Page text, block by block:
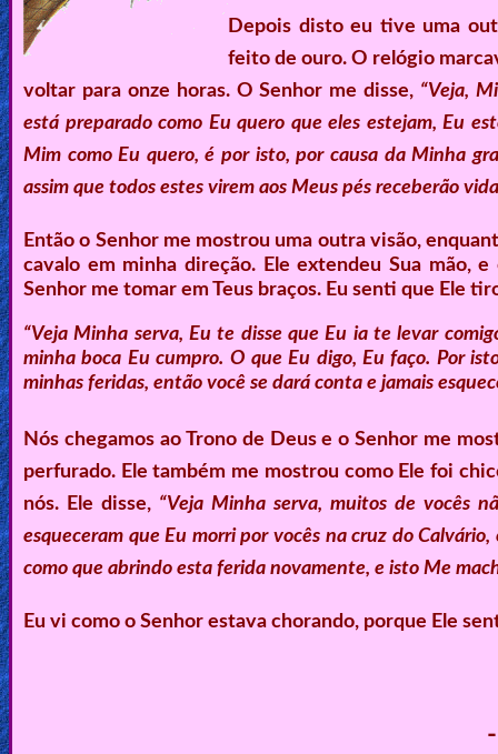
🎞
Worship
Music
🎞
for
New
Heaven
Hell
Prayer
Bible/Study
Jesus
Depois disto eu tive uma
feito de ouro. O relógio
voltar para onze horas. O Senhor me disse, “Veja,
está preparado como Eu quero que eles estejam, Eu
Mim como Eu quero, é por isto, por causa da Minha
assim que todos estes virem aos Meus pés receberão
Então o Senhor me mostrou uma outra visão,
cavalo em minha direção. Ele extendeu Sua mão,
Senhor me tomar em Teus braços. Eu senti que Ele
“Veja Minha serva, Eu te disse que Eu ia te levar
minha boca Eu cumpro. O que Eu digo, Eu faço. Por
minhas feridas, então você se dará conta e jamais
Nós chegamos ao Trono de Deus e o Senhor me
perfurado. Ele também me mostrou como Ele foi
nós. Ele disse, “Veja Minha serva, muitos de vocês
esqueceram que Eu morri por vocês na cruz do
como que abrindo esta ferida novamente, e isto Me
Eu vi como o Senhor estava chorando, porque Ele